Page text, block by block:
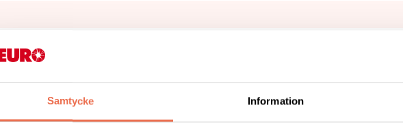
Samtycke Information